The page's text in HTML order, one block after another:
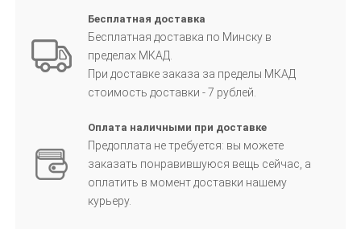
Бесплатная доставка
Бесплатная доставка по Минску в
пределах МКАД.
При доставке заказа за пределы МКАД
стоимость доставки - 7 рублей.
Оплата наличными при доставке
Предоплата не требуется: вы можете
заказать понравившуюся вещь сейчас, а
оплатить в момент доставки нашему
курьеру.